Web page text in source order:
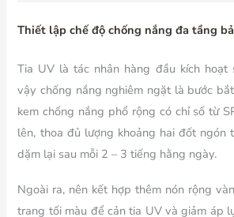
Thiết lập chế độ chống nắng đa tầng
Tia UV là tác nhân hàng đầu kích hoạt
vậy chống nắng nghiêm ngặt là bước
kem chống nắng phổ rộng có chỉ số từ
lên, thoa đủ lượng khoảng hai đốt ngón
dặm lại sau mỗi 2 – 3 tiếng hằng ngày.
Ngoài ra, nên kết hợp thêm nón rộng
trang tối màu để cản tia UV và giảm áp